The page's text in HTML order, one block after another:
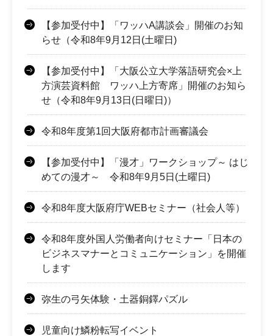
【参加受付中】「ワッハA講談会」開催のお知
らせ（令和8年9月12日(土曜日)
【参加受付中】「大阪公立大学落語研究会×上
方演芸資料館 ワッハ上方寄席」開催のお知ら
せ（令和8年9月13日(日曜日)）
令和8年度第1回大阪府都市計画審議会
【参加受付中】「漫才」ワークショップ～ はじ
めての漫才～ 令和8年9月5日(土曜日)
令和8年度大阪府庁WEBセミナー（社会人等）
令和8年度外国人労働者向けセミナー「日本の
ビジネスマナーとコミュニケーション」を開催
します
弥生の弓矢体験・土器銅鐸パズル
児童向け鱗粉転写イベント